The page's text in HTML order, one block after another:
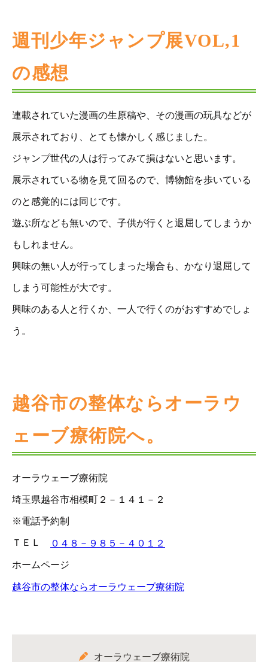
週刊少年ジャンプ展VOL,1
の感想
連載されていた漫画の生原稿や、その漫画の玩具などが
展示されており、とても懐かしく感じました。
ジャンプ世代の人は行ってみて損はないと思います。
展示されている物を見て回るので、博物館を歩いている
のと感覚的には同じです。
遊ぶ所なども無いので、子供が行くと退屈してしまうか
もしれません。
興味の無い人が行ってしまった場合も、かなり退屈して
しまう可能性が大です。
興味のある人と行くか、一人で行くのがおすすめでしょ
う。
越谷市の整体ならオーラウ
ェーブ療術院へ。
オーラウェーブ療術院
埼玉県越谷市相模町２－１４１－２
※電話予約制
ＴＥＬ ０４８－９８５－４０１２
ホームページ
越谷市の整体ならオーラウェーブ療術院
オーラウェーブ療術院